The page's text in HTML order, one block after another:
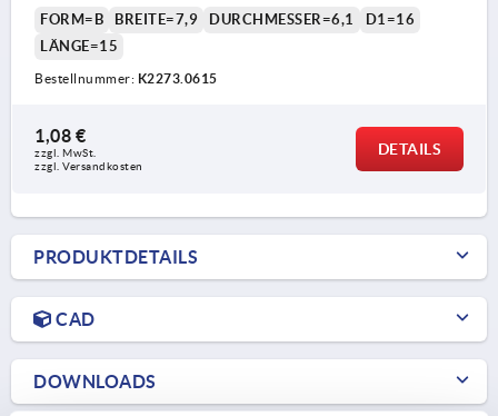
FORM=B BREITE=7,9 DURCHMESSER=6,1
D1=16
LÄNGE=15
Bestellnummer: K2273.0615
1,08 €
zzgl. MwSt.
zzgl. Versandkosten
DETAILS
PRODUKTDETAILS
CAD
DOWNLOADS